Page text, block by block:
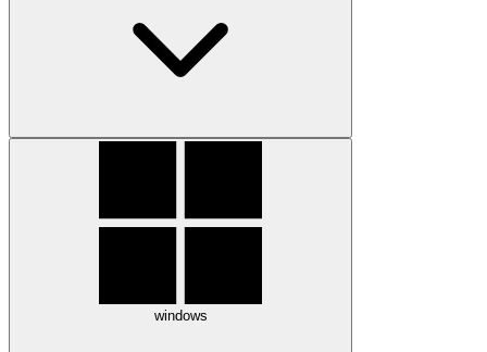
windows